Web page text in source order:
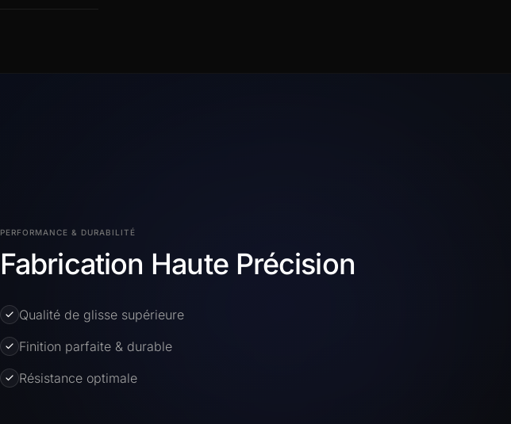
PERFORMANCE & DURABILITÉ
Fabrication Haute Précision
Qualité de glisse supérieure
Finition parfaite & durable
Résistance optimale